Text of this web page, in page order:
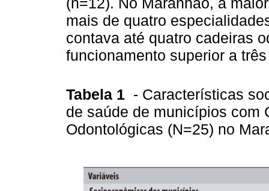
mais de quatro
contava até quatro cadeiras
funcionamento superior a
Tabela 1 - Características
de saúde de municípios com
Odontológicas (N=25) no